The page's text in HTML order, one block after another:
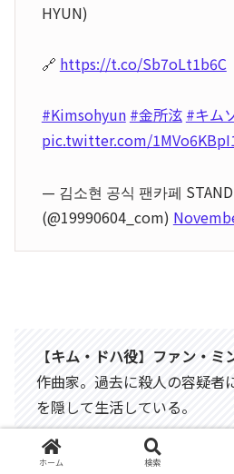
HYUN)
🔗 https://t.co/Sb7oLt1b6C
#Kimsohyun #金所泫 #キム
pic.twitter.com/
— 김소현 공식 팬카페
(@19990604_com)
【キム・ドハ役】 ファン・ミ
作曲家。過去に殺人の容疑者
を隠して生活している。
ホーム 検索